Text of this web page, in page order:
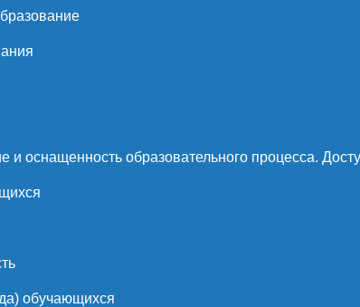
и оснащенность образовательного процесса.
обучающихся